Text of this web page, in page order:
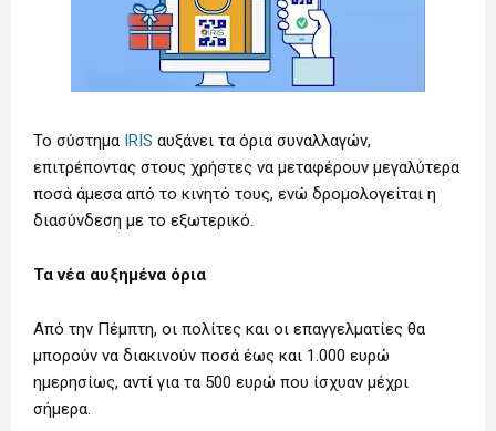
Το σύστημα IRIS αυξάνει τα όρια συναλλαγών,
επιτρέποντας στους χρήστες να μεταφέρουν μεγαλύτερα
ποσά άμεσα από το κινητό τους, ενώ δρομολογείται η
διασύνδεση με το εξωτερικό.
Τα νέα αυξημένα όρια
Από την Πέμπτη, οι πολίτες και οι επαγγελματίες θα
μπορούν να διακινούν ποσά έως και 1.000 ευρώ
ημερησίως, αντί για τα 500 ευρώ που ίσχυαν μέχρι
σήμερα.